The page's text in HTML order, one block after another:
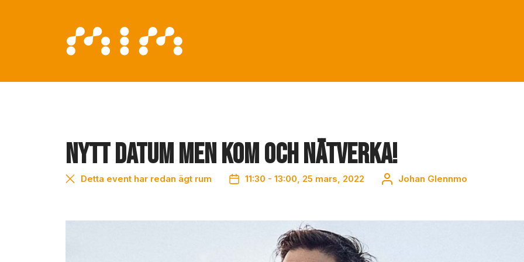
NYTT datum men kom och nätverka!
Detta event har redan ägt rum 11:30 - 13:00, 25 mars, 2022 Johan Glennmo